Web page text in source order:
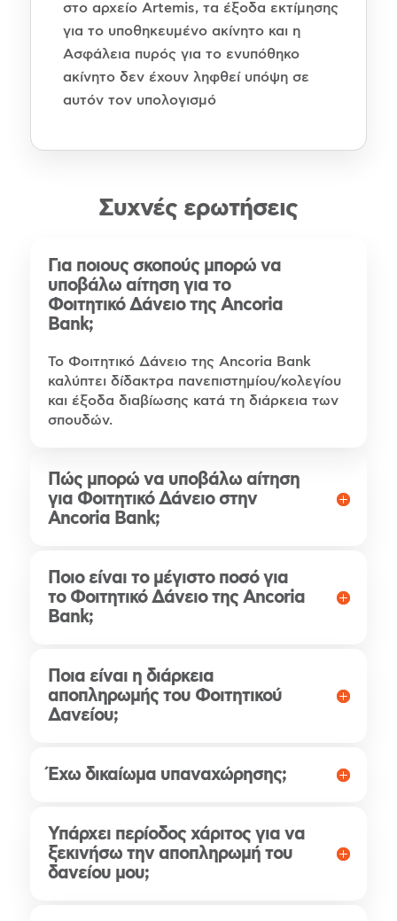
στο αρχείο Artemis, τα έξοδα εκτίμησης
για το υποθηκευμένο ακίνητο και η
Ασφάλεια πυρός για το ενυπόθηκο
ακίνητο δεν έχουν ληφθεί υπόψη σε
αυτόν τον υπολογισμό
Συχνές ερωτήσεις
Για ποιους σκοπούς μπορώ να
υποβάλω αίτηση για το
Φοιτητικό Δάνειο της Ancoria
Bank;
Το Φοιτητικό Δάνειο της Ancoria Bank
καλύπτει δίδακτρα πανεπιστημίου/κολεγίου
και έξοδα διαβίωσης κατά τη διάρκεια των
σπουδών.
Πώς μπορώ να υποβάλω αίτηση
για Φοιτητικό Δάνειο στην
Ancoria Bank;
Ποιο είναι το μέγιστο ποσό για
το Φοιτητικό Δάνειο της Ancoria
Bank;
Ποια είναι η διάρκεια
αποπληρωμής του Φοιτητικού
Δανείου;
Έχω δικαίωμα υπαναχώρησης;
Υπάρχει περίοδος χάριτος για να
ξεκινήσω την αποπληρωμή του
δανείου μου;